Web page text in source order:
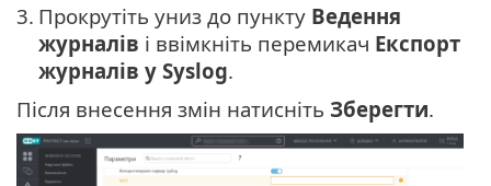
3. Прокрутіть униз до пункту Ведення
журналів і ввімкніть перемикач Експорт
журналів у Syslog.
Після внесення змін натисніть Зберегти.